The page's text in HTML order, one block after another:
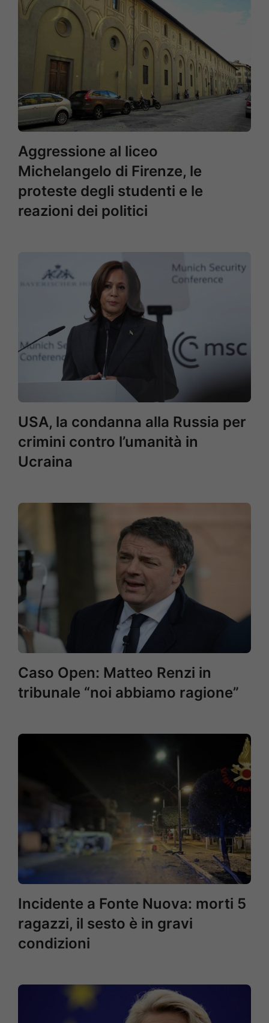
Aggressione al liceo
Michelangelo di Firenze, le
proteste degli studenti e le
reazioni dei politici
USA, la condanna alla Russia per
crimini contro l’umanità in
Ucraina
Caso Open: Matteo Renzi in
tribunale “noi abbiamo ragione”
Incidente a Fonte Nuova: morti 5
ragazzi, il sesto è in gravi
condizioni